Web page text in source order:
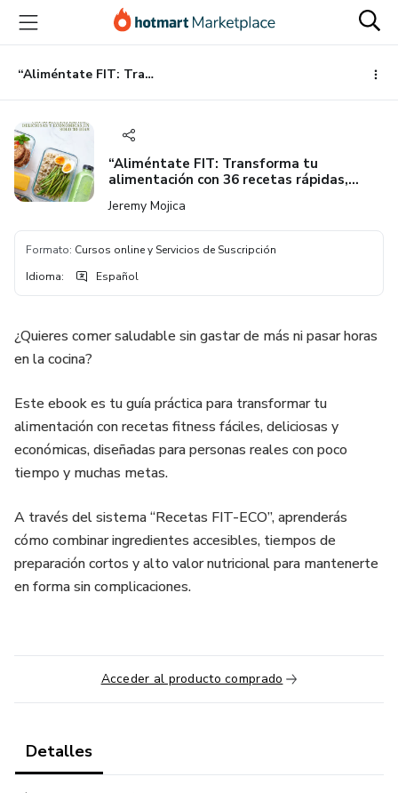
principal
página
de
página
“Aliméntate FIT: Transforma tu alimentación con 36 recetas rápidas, deliciosas y económicas en solo 30 días”
“Aliméntate FIT: Transforma tu
alimentación con 36 recetas rápidas,
Jeremy Mojica
Formato: Cursos online y Servicios de Suscripción
Idioma: Español
¿Quieres comer saludable sin gastar de más ni pasar horas
en la cocina?
Este ebook es tu guía práctica para transformar tu
alimentación con recetas fitness fáciles, deliciosas y
económicas, diseñadas para personas reales con poco
tiempo y muchas metas.
A través del sistema “Recetas FIT-ECO”, aprenderás
cómo combinar ingredientes accesibles, tiempos de
preparación cortos y alto valor nutricional para mantenerte
en forma sin complicaciones.
Acceder al producto comprado
Detalles